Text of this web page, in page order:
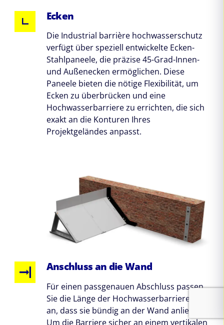
Ecken
Die Industrial barrière hochwasserschutz
verfügt über speziell entwickelte Ecken-
Stahlpaneele, die präzise 45-Grad-Innen-
und Außenecken ermöglichen. Diese
Paneele bieten die nötige Flexibilität, um
Ecken zu überbrücken und eine
Hochwasserbarriere zu errichten, die sich
exakt an die Konturen Ihres
Projektgeländes anpasst.
Anschluss an die Wand
Für einen passgenauen Abschluss passen
Sie die Länge der Hochwasserbarriere so
an, dass sie bündig an der Wand anliegt.
Um die Barriere sicher an einem vertikalen